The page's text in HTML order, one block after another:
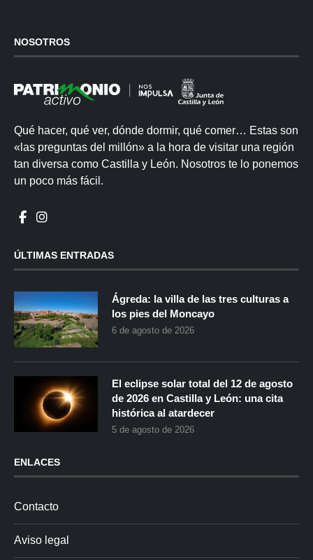
NOSOTROS
Qué hacer, qué ver, dónde dormir, qué comer… Estas son
«las preguntas del millón» a la hora de visitar una región
tan diversa como Castilla y León. Nosotros te lo ponemos
un poco más fácil.
ÚLTIMAS ENTRADAS
Ágreda: la villa de las tres culturas a
los pies del Moncayo
6 de agosto de 2026
El eclipse solar total del 12 de agosto
de 2026 en Castilla y León: una cita
histórica al atardecer
5 de agosto de 2026
ENLACES
Contacto
Aviso legal